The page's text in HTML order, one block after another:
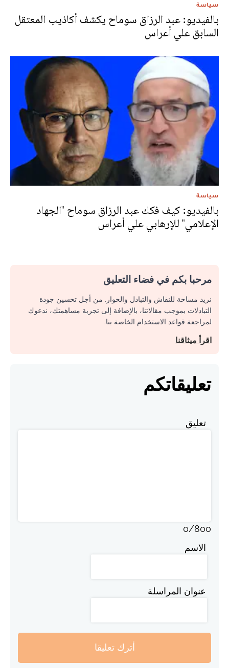
سياسة
بالفيديو: عبد الرزاق سوماح يكشف أكاذيب المعتقل
السابق علي أعراس
سياسة
بالفيديو: كيف فكك عبد الرزاق سوماح "الجهاد
الإعلامي" للإرهابي علي أعراس
مرحبا بكم في فضاء التعليق
نريد مساحة للنقاش والتبادل والحوار. من أجل تحسين جودة
التبادلات بموجب مقالاتنا، بالإضافة إلى تجربة مساهمتك، ندعوك
لمراجعة قواعد الاستخدام الخاصة بنا.
اقرأ ميثاقنا
تعليقاتكم
تعليق
0/800
الاسم
عنوان المراسلة
أترك تعليقا